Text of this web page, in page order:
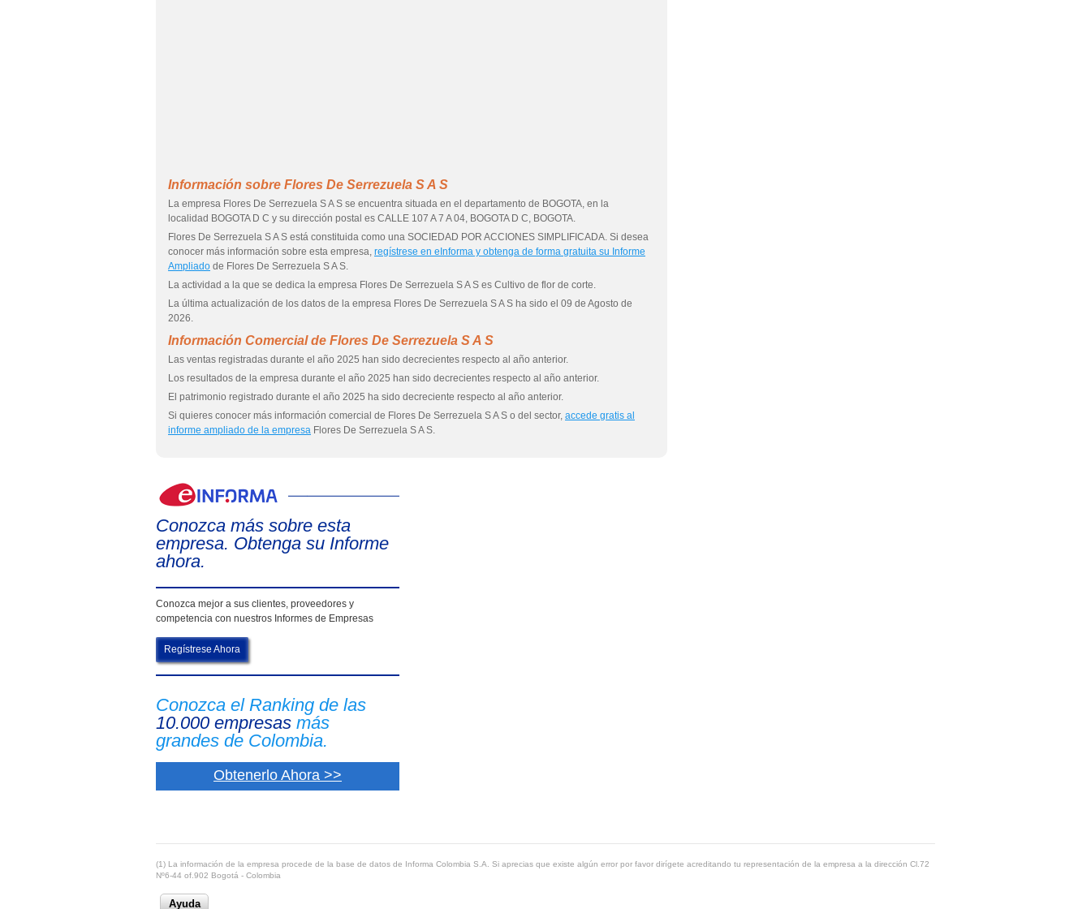
Información sobre Flores De Serrezuela S A S
La empresa Flores De Serrezuela S A S se encuentra situada en el departamento de BOGOTA, en la
localidad BOGOTA D C y su dirección postal es CALLE 107 A 7 A 04, BOGOTA D C, BOGOTA.
Flores De Serrezuela S A S está constituida como una SOCIEDAD POR ACCIONES SIMPLIFICADA. Si desea
conocer más información sobre esta empresa, regístrese en eInforma y obtenga de forma gratuita su Informe
Ampliado de Flores De Serrezuela S A S.
La actividad a la que se dedica la empresa Flores De Serrezuela S A S es Cultivo de flor de corte.
La última actualización de los datos de la empresa Flores De Serrezuela S A S ha sido el 09 de Agosto de
2026.
Información Comercial de Flores De Serrezuela S A S
Las ventas registradas durante el año 2025 han sido decrecientes respecto al año anterior.
Los resultados de la empresa durante el año 2025 han sido decrecientes respecto al año anterior.
El patrimonio registrado durante el año 2025 ha sido decreciente respecto al año anterior.
Si quieres conocer más información comercial de Flores De Serrezuela S A S o del sector, accede gratis al
informe ampliado de la empresa Flores De Serrezuela S A S.
Conozca más sobre esta
empresa. Obtenga su Informe
ahora.
Conozca mejor a sus clientes, proveedores y
competencia con nuestros Informes de Empresas
Regístrese Ahora
Conozca el Ranking de las
10.000 empresas más
grandes de Colombia.
Obtenerlo Ahora >>
(1) La información de la empresa procede de la base de datos de Informa Colombia S.A. Si aprecias que existe algún error por favor dirígete acreditando tu representación de la empresa a la dirección Cl.72
Nº6-44 of.902 Bogotá - Colombia
Ayuda